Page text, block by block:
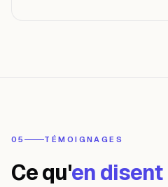
05 TÉMOIGNAGES
Ce qu'en disent